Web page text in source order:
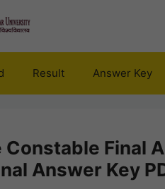
Result Answer Key
Constable Final
Answer Key